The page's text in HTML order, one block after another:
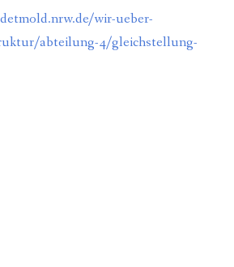
wir-ueber-
abteilung-4/gleichstellung-